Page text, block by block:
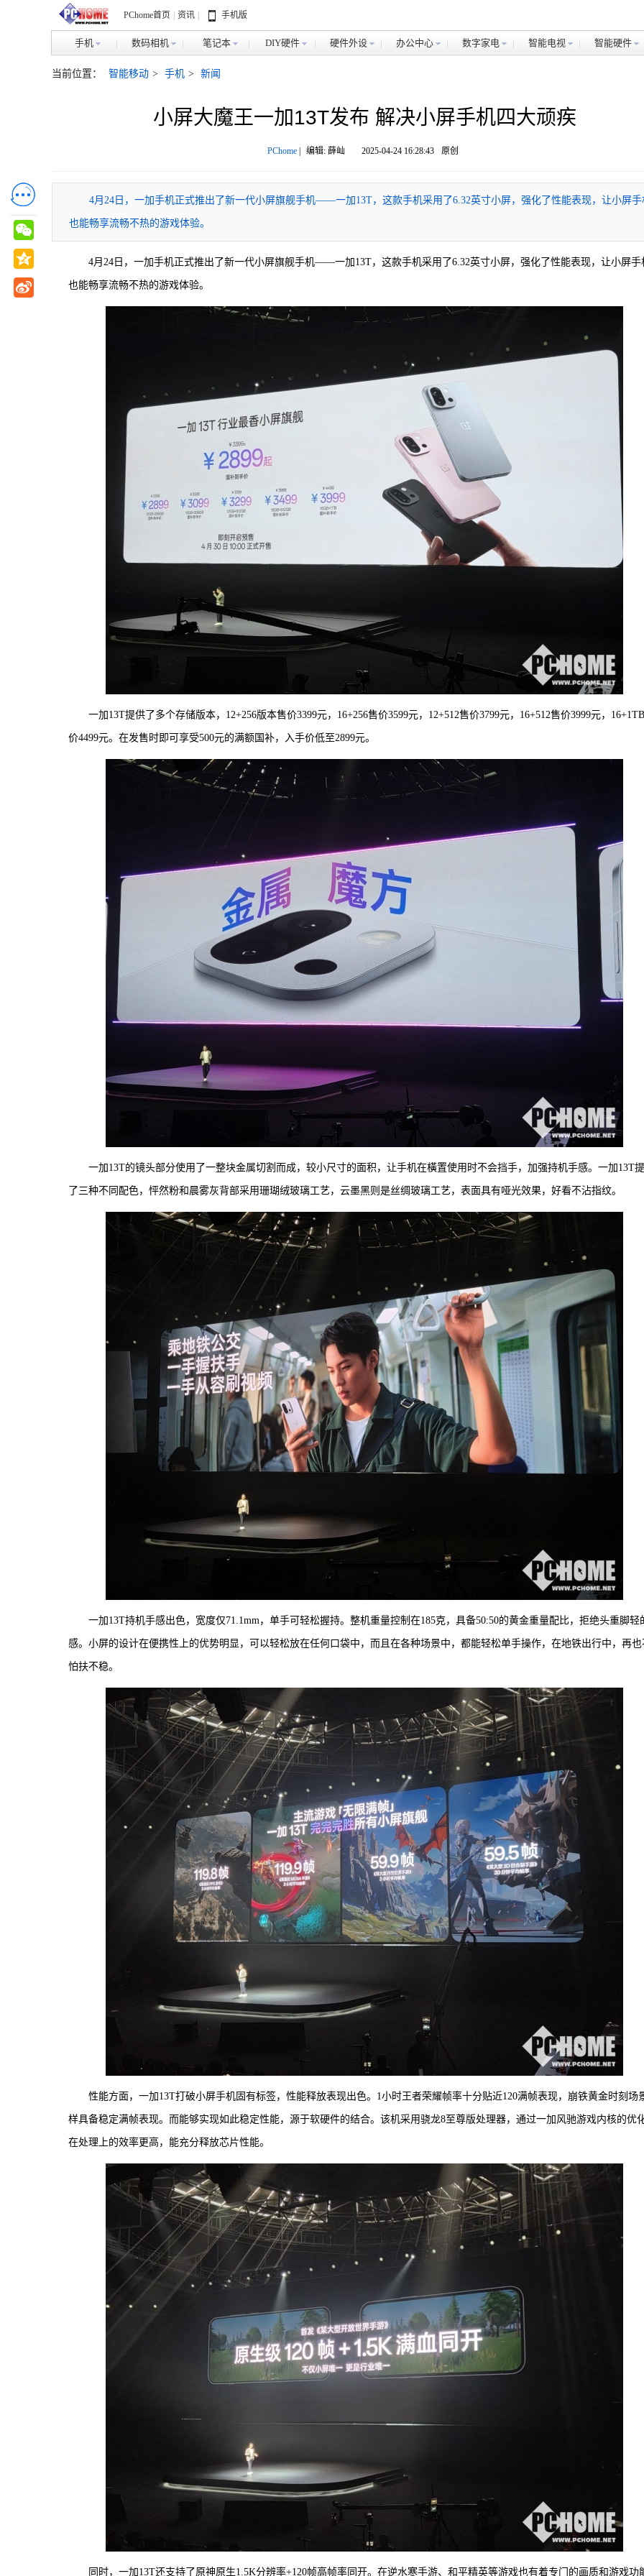
PChome首页 资讯 手机版
手机 数码相机 笔记本 DIY硬件 硬件外设 办公中心 数字家电 智能电视 智能硬件
当前位置： 智能移动 > 手机 > 新闻
小屏大魔王一加13T发布 解决小屏手机四大顽疾
PChome| 编辑: 薛屾 2025-04-24 16:28:43 原创
4月24日，一加手机正式推出了新一代小屏旗舰手机——一加13T，这款手机采用了6.32英寸小屏，强化了性能表现，让小屏手
也能畅享流畅不热的游戏体验。
4月24日，一加手机正式推出了新一代小屏旗舰手机——一加13T，这款手机采用了6.32英寸小屏，强化了性能表现，让小屏手
也能畅享流畅不热的游戏体验。
一加13T提供了多个存储版本，12+256版本售价3399元，16+256售价3599元，12+512售价3799元，16+512售价3999元，
价4499元。在发售时即可享受500元的满额国补，入手价低至2899元。
一加13T的镜头部分使用了一整块金属切割而成，较小尺寸的面积，让手机在橫置使用时不会挡手，加强持机手感。一加13T
了三种不同配色，怦然粉和晨雾灰背部采用珊瑚绒玻璃工艺，云墨黑则是丝绸玻璃工艺，表面具有哑光效果，好看不沾指纹。
一加13T持机手感出色，宽度仅71.1mm，单手可轻松握持。整机重量控制在185克，具备50:50的黄金重量配比，拒绝头重脚轻
感。小屏的设计在便携性上的优势明显，可以轻松放在任何口袋中，而且在各种场景中，都能轻松单手操作，在地铁出行中，再也
怕扶不稳。
性能方面，一加13T打破小屏手机固有标签，性能释放表现出色。1小时王者荣耀帧率十分贴近120满帧表现，崩铁黄金时刻场
样具备稳定满帧表现。而能够实现如此稳定性能，源于软硬件的结合。该机采用骁龙8至尊版处理器，通过一加风驰游戏内核的优
在处理上的效率更高，能充分释放芯片性能。
同时，一加13T还支持了原神原生1.5K分辨率+120帧高帧率同开。在逆水寒手游、和平精英等游戏也有着专门的画质和游戏功